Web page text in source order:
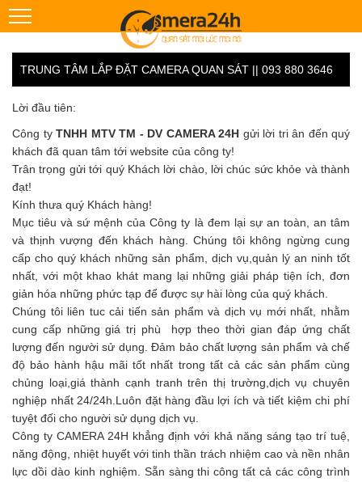
TRUNG TÂM LẮP ĐẶT CAMERA QUAN SÁT || 093 880 3646
Lời đầu tiên:
Công ty TNHH MTV TM - DV CAMERA 24H gửi lời tri ân đến quý
khách đã quan tâm tới website của công ty!
Trân trọng gửi tới quý Khách lời chào, lời chúc sức khỏe và thành
đạt!
Kính thưa quý Khách hàng!
Mục tiêu và sứ mệnh của Công ty là đem lại sự an toàn, an tâm
và thịnh vượng đến khách hàng. Chúng tôi không ngừng cung
cấp cho quý khách những sản phẩm, dịch vụ,quản lý an ninh tốt
nhất, với một khao khát mang lại những giải pháp tiện ích, đơn
giản hóa những phức tạp để được sự hài lòng của quý khách.
Chúng tôi liên tuc cải tiến sản phẩm và dịch vụ mới nhất, nhằm
cung cấp những giá trị phù hợp theo thời gian đáp ứng chất
lượng đến người sử dụng. Đảm bảo chất lượng sản phẩm và chế
độ bảo hành hậu mãi tốt nhất trong tất cả các sản phẩm cùng
chủng loại,giá thành cạnh tranh trên thị trường,dịch vụ chuyên
nghiệp nhất 24/24h.Luôn đặt hàng đầu lợi ích và tiết kiệm chi phí
tuyệt đối cho người sử dụng dịch vụ.
Công ty CAMERA 24H khẳng định với khả năng sáng tạo trí tuệ,
năng động, nhiệt huyết với tinh thần trách nhiệm cao và nền nhân
lực dồi dào kinh nghiệm. Sẵn sàng thi công tất cả các công trình